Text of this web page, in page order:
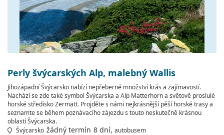
Perly švýcarských Alp, malebný Wallis
Jihozápadní Švýcarsko nabízí nepřeberné množství krás a zajímavostí.
Nachází se zde také symbol Švýcarska a Alp Matterhorn a světově proslulé
horské středisko Zermatt. Projděte s námi nejkrásnější pěší horské trasy a
seznamte se během poznávacího zájezdu s touto neskutečně krásnou
oblastí Švýcarska.
Švýcarsko žádný termín 8 dní, autobusem